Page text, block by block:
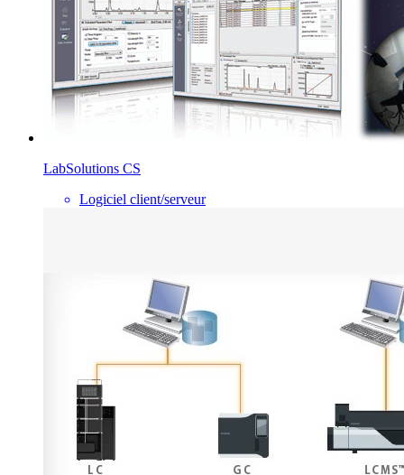
LabSolutions CS
Logiciel client/serveur